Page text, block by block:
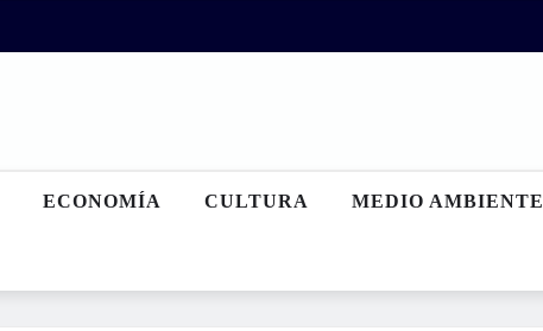
ECONOMÍA CULTURA MEDIO AMBIENTE